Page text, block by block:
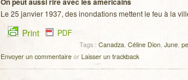
Le 25 jan­vier 1937, des inon­da­tions mettent le feu à la
Print PDF
Tags : Canadza, Céline Dion, June,
Envoyer un commentaireor Laisser un trackback